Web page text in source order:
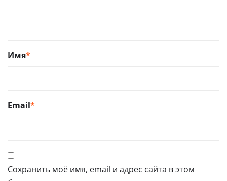
Имя*
Email*
Сохранить моё имя, email и адрес сайта в этом